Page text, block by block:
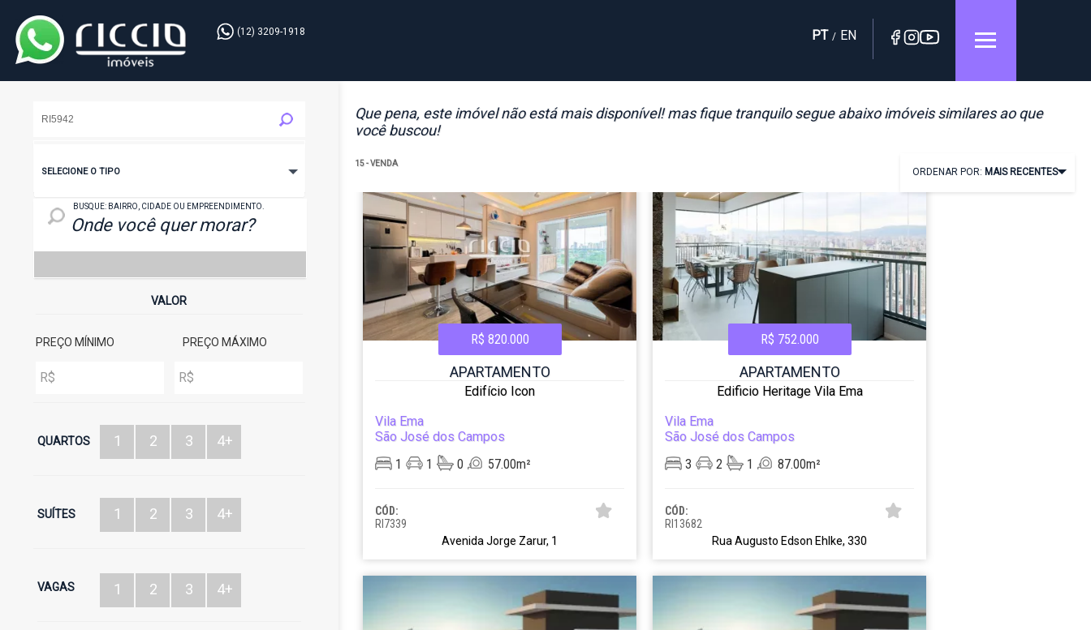
(12) 3209-1918 PT / EN
SELECIONE O TIPO
BUSQUE: BAIRRO, CIDADE OU EMPREENDIMENTO.
LOCAL: BAIRRO, CIDADE OU EMPREENDIMENTO
VALOR
PREÇO MÍNIMO PREÇO MÁXIMO
QUARTOS 1 2 3 4+
SUÍTES 1 2 3 4+
VAGAS 1 2 3 4+
Que pena, este imóvel não está mais disponível! mas fique tranquilo segue abaixo imóveis similares ao que
você buscou!
15- VENDA
ORDENAR POR: MAIS RECENTES
R$ 820.000
APARTAMENTO
Edifício Icon
Vila Ema
São José dos Campos
1
1 0 57.00m²
CÓD:
RI7339
Avenida Jorge Zarur, 1
R$ 752.000
APARTAMENTO
Edificio Heritage Vila Ema
Vila Ema
São José dos Campos
3
2 1 87.00m²
CÓD:
RI13682
Rua Augusto Edson Ehlke, 330